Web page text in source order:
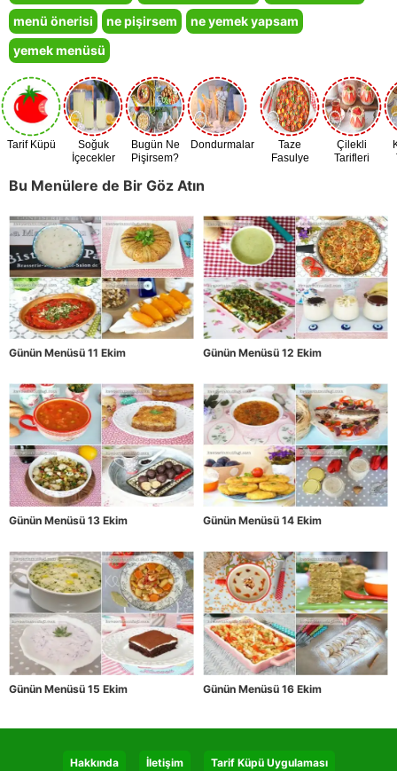
menü önerisi
ne pişirsem
ne yemek yapsam
yemek menüsü
Tarif Küpü
Soğuk
İçecekler
Bugün Ne
Pişirsem?
Dondurmalar
Taze
Fasulye
Çilekli
Tarifleri
Bu Menülere de Bir Göz Atın
Günün Menüsü 11 Ekim Günün Menüsü 12 Ekim
Günün Menüsü 13 Ekim Günün Menüsü 14 Ekim
Günün Menüsü 15 Ekim Günün Menüsü 16 Ekim
Hakkında İletişim Tarif Küpü Uygulaması